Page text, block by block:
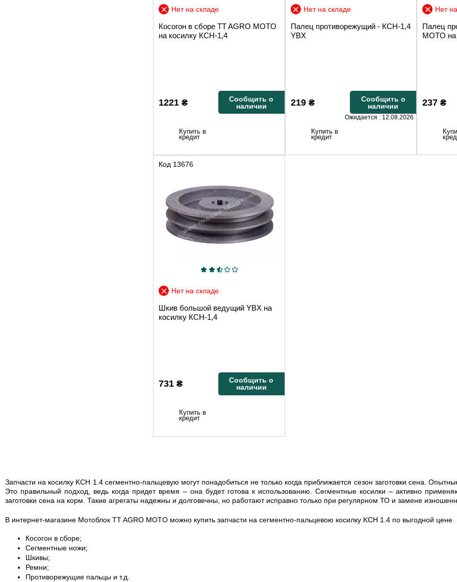
Нет на складе
Косогон в сборе TT AGRO MOTO
на косилку КСН-1,4
1221 ₴
Сообщить о
наличии
Купить в
кредит
Нет на складе
Палец противорежущий - КСН-1,4
YBX
219₴
Сообщить о
наличии
Ожидается : 12.08.2026
Купить в
кредит
Нет
Палец
MOTO
237 ₴
Код 13676
Нет на складе
Шкив большой ведущий YBX на
косилку КСН-1,4
731 ₴
Сообщить о
наличии
Купить в
кредит
Запчасти на косилку KCH 1.4 сегментно-пальцевую могут понадобиться не только когда приближается сезон заготовки сена.
Это правильный подход, ведь когда придет время – она будет готова к использованию. Сегментные косилки – активно
заготовки сена на корм. Такие агрегаты надежны и долговечны, но работают исправно только при регулярном ТО и замене
В интернет-магазине Мотоблок TT AGRO MOTO можно купить запчасти на сегментно-пальцевою косилку KCH 1.4 по выгодной цене.
Косогон в сборе;
Сегментные ножи;
Шкивы;
Ремни;
Противорежущие пальцы и т.д.